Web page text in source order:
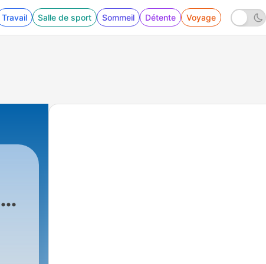
Travail Salle de sport Sommeil Détente Voyage